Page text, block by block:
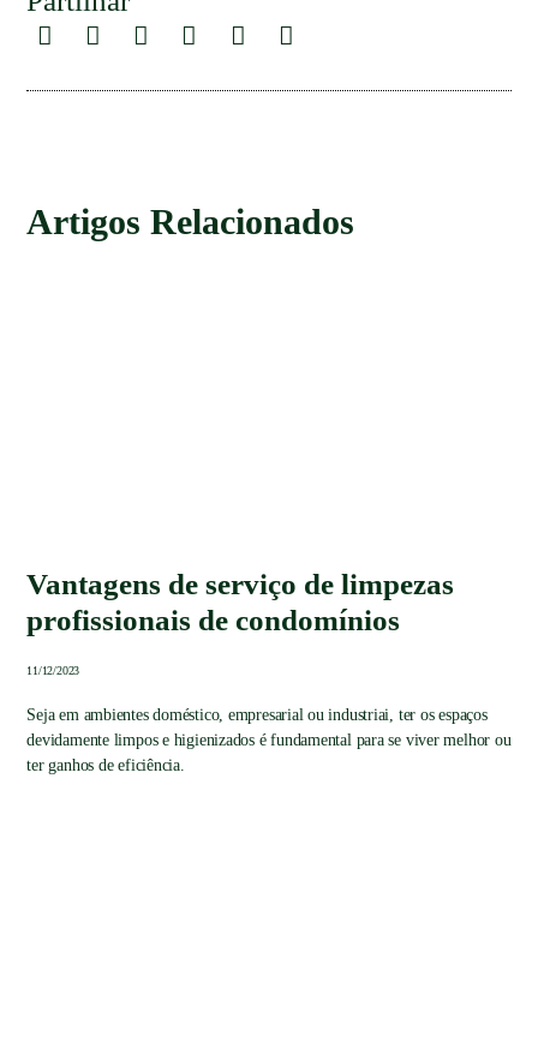
Artigos Relacionados
Vantagens de serviço de limpezas
profissionais de condomínios
11/12/2023
Seja em ambientes doméstico, empresarial ou industriai, ter os espaços
devidamente limpos e higienizados é fundamental para se viver melhor ou
ter ganhos de eficiência.